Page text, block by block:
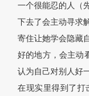
一个很能忍的人（
下去了会主动寻求
寄住让她学会隐藏
好的地方，会主动
认为自己对别人好
在现实里得到了打